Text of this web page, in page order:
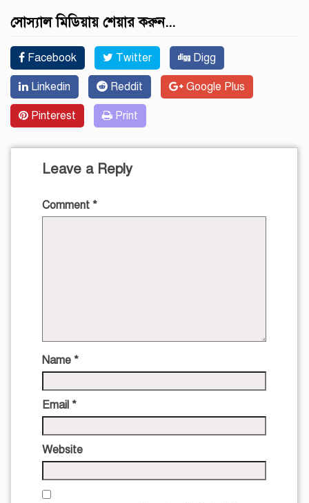
সোস্যাল মিডিয়ায় শেয়ার করুন...
Facebook Twitter Digg
Linkedin Reddit Google Plus
Pinterest Print
Leave a Reply
Comment *
Name *
Email *
Website